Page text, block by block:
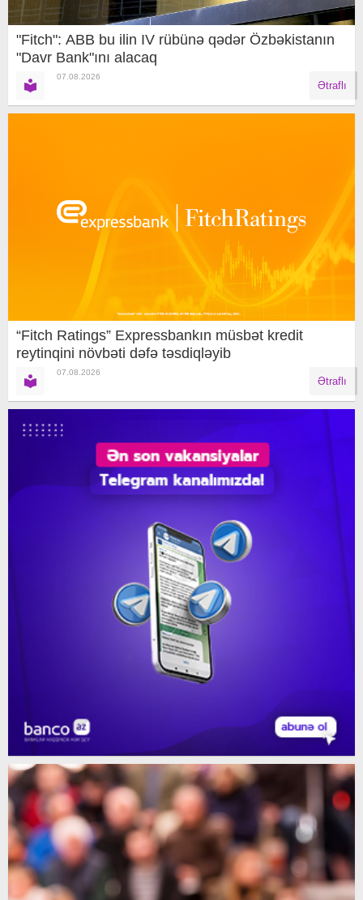
"Fitch": ABB bu ilin IV rübünə qədər Özbəkistanın
"Davr Bank"ını alacaq
07.08.2026
Ətraflı
“Fitch Ratings” Expressbankın müsbət kredit
reytinqini növbəti dəfə təsdiqləyib
07.08.2026
Ətraflı